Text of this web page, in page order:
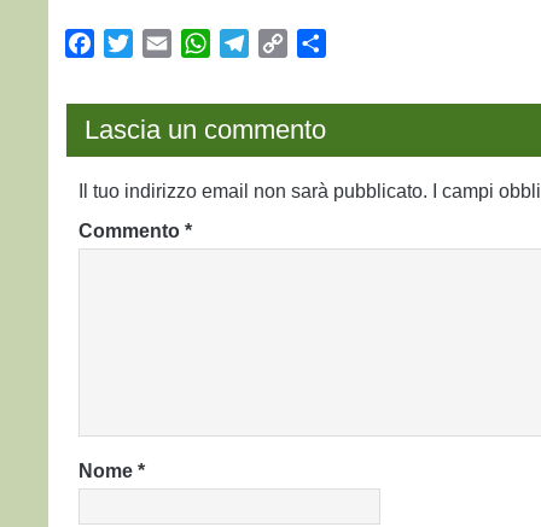
Facebook
TwitterEmail WhatsAppTelegram
Copy
Lascia un commento
Il tuo indirizzo email non sarà pubblicato.
I campi
Commento *
Nome *